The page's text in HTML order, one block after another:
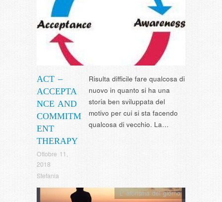
ACT –
ACCEPTA
NCE AND
COMMITM
ENT
THERAPY
Ottobre 11,
2018
Stefania
Risulta difficile fare qualcosa di
nuovo in quanto si ha una
storia ben sviluppata del
motivo per cui si sta facendo
qualcosa di vecchio. La…
L' aforisma del giorno